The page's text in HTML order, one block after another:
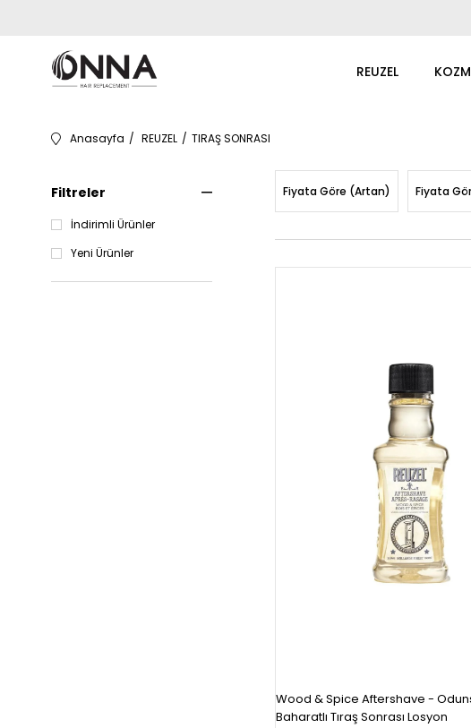
REUZEL
Anasayfa REUZEL TIRAŞ SONRASI
Filtreler
İndirimli Ürünler
Yeni Ürünler
Fiyata Göre (Artan) Fiyata
Wood & Spice Aftershave -
Baharatlı Tıraş Sonrası Losyon